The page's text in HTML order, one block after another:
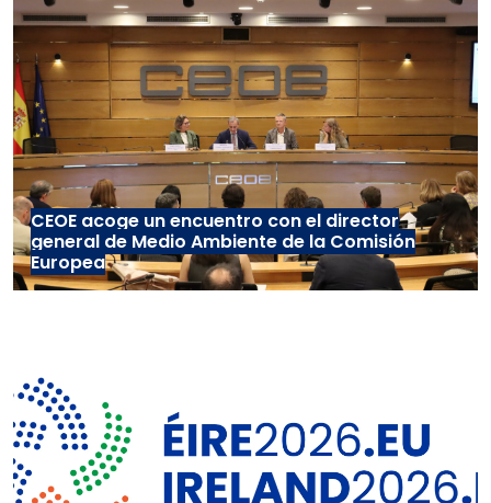
CEOE acoge un encuentro con el director
general de Medio Ambiente de la Comisión
Europea